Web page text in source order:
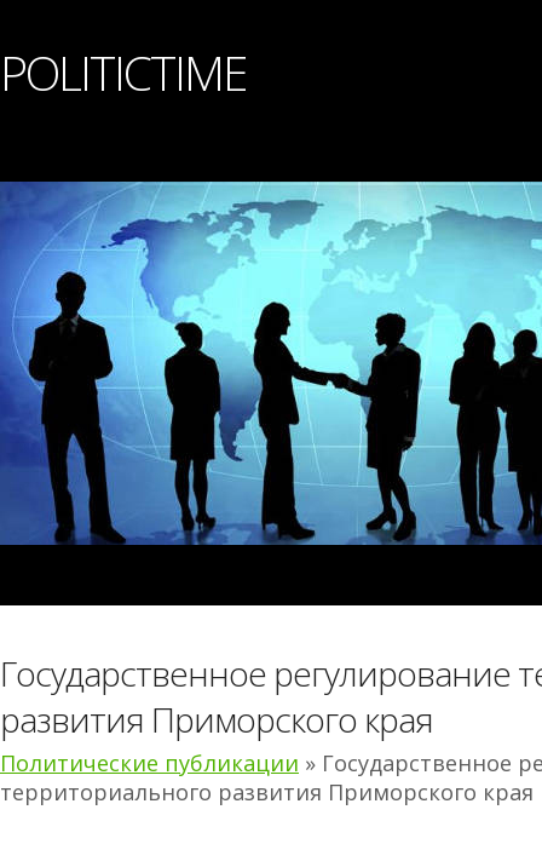
POLITICTIME
Государственное регулирование
развития Приморского края
Политические публикации » Государственное
территориального развития Приморского края